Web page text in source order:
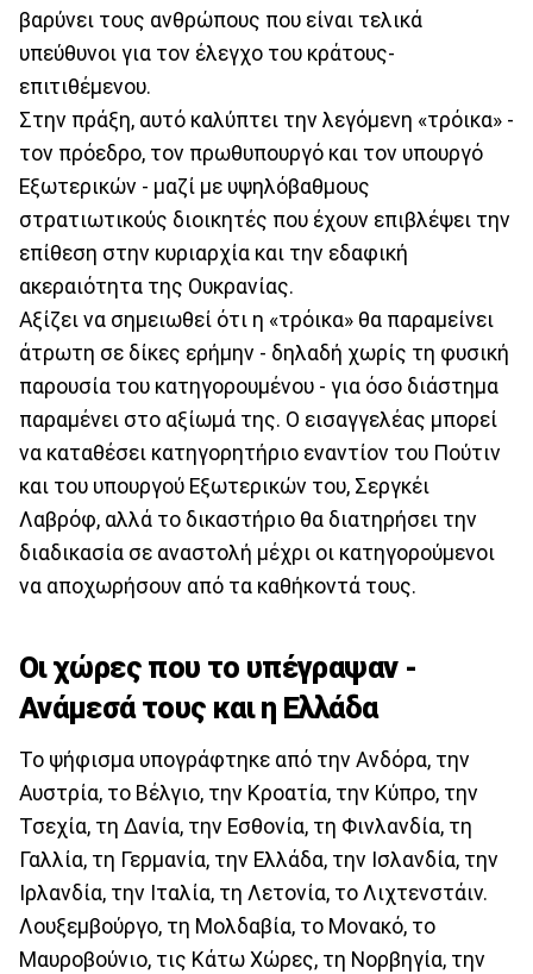
βαρύνει τους ανθρώπους που είναι τελικά
υπεύθυνοι για τον έλεγχο του κράτους-
επιτιθέμενου.
Στην πράξη, αυτό καλύπτει την λεγόμενη «τρόικα» -
τον πρόεδρο, τον πρωθυπουργό και τον υπουργό
Εξωτερικών - μαζί με υψηλόβαθμους
στρατιωτικούς διοικητές που έχουν επιβλέψει την
επίθεση στην κυριαρχία και την εδαφική
ακεραιότητα της Ουκρανίας.
Αξίζει να σημειωθεί ότι η «τρόικα» θα παραμείνει
άτρωτη σε δίκες ερήμην - δηλαδή χωρίς τη φυσική
παρουσία του κατηγορουμένου - για όσο διάστημα
παραμένει στο αξίωμά της. Ο εισαγγελέας μπορεί
να καταθέσει κατηγορητήριο εναντίον του Πούτιν
και του υπουργού Εξωτερικών του, Σεργκέι
Λαβρόφ, αλλά το δικαστήριο θα διατηρήσει την
διαδικασία σε αναστολή μέχρι οι κατηγορούμενοι
να αποχωρήσουν από τα καθήκοντά τους.
Οι χώρες που το υπέγραψαν -
Ανάμεσά τους και η Ελλάδα
Το ψήφισμα υπογράφτηκε από την Ανδόρα, την
Αυστρία, το Βέλγιο, την Κροατία, την Κύπρο, την
Τσεχία, τη Δανία, την Εσθονία, τη Φινλανδία, τη
Γαλλία, τη Γερμανία, την Ελλάδα, την Ισλανδία, την
Ιρλανδία, την Ιταλία, τη Λετονία, το Λιχτενστάιν.
Λουξεμβούργο, τη Μολδαβία, το Μονακό, το
Μαυροβούνιο, τις Κάτω Χώρες, τη Νορβηγία, την